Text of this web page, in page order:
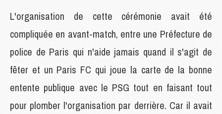
L'organisation de cette cérémonie avait été
compliquée en avant-match, entre une Préfecture de
police de Paris qui n'aide jamais quand il s'agit de
fêter et un Paris FC qui joue la carte de la bonne
entente publique avec le PSG tout en faisant tout
pour plomber l'organisation par derrière. Car il avait